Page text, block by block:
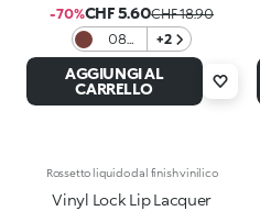
-70%CHF 5.60CHF 18.90
08
Iced
Brown
+2
AGGIUNGI AL
CARRELLO
Rossetto liquido dal finish vinilico
Vinyl Lock Lip Lacquer